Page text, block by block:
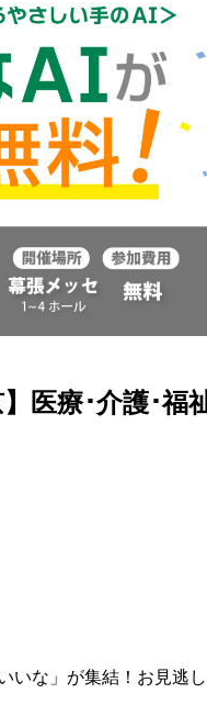
医療･介護･福
いな」が集結！お見逃